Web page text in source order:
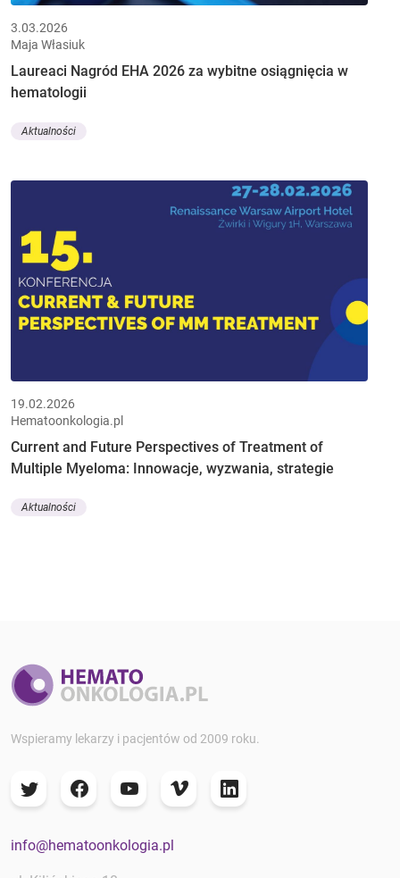
3.03.2026
Maja Własiuk
Laureaci Nagród EHA 2026 za wybitne osiągnięcia w
hematologii
Aktualności
19.02.2026
Hematoonkologia.pl
Current and Future Perspectives of Treatment of
Multiple Myeloma: Innowacje, wyzwania, strategie
Aktualności
Wspieramy lekarzy i pacjentów od 2009 roku.
info@hematoonkologia.pl